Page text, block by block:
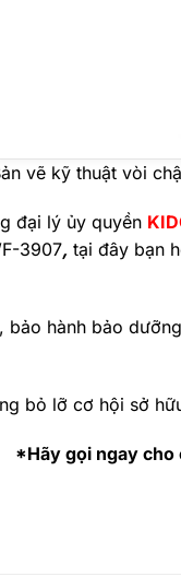
vẽ kỹ thuật vòi
đại lý ủy quyền
3907,tại đây bạn
bảo hành bảo
bỏ lỡ cơ hội sở
*Hãy gọi ngay cho